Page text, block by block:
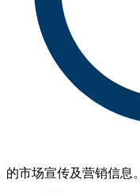
的市场宣传及营销信息。